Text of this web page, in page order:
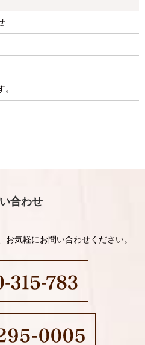
合わせ
お気軽にお問い合わせください。